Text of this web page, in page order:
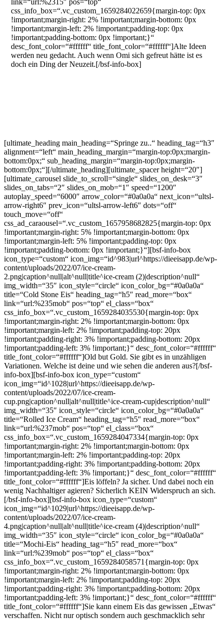
link=“url:%2315″ pos=“top“
css_info_box=“.vc_custom_1659284022659{margin-top: 0px
!important;margin-right: 2% !important;margin-bottom: 0px
!important;margin-left: 2% !important;padding-top: 0px
!important;padding-bottom: 0px !important;}“
desc_font_color=“#ffffff“ title_font_color=“#ffffff“]Alte Ideen
werden neu gedacht. Auch wenn Omi sich gefreut hätte ist es
doch ein Ding der Neuzeit.[/bsf-info-box]
[ultimate_heading main_heading=“Springe zu..“ heading_tag=“h3″
alignment=“left“ main_heading_margin=“margin-top:0px;margin-
bottom:0px;“ sub_heading_margin=“margin-top:0px;margin-
bottom:0px;“][/ultimate_heading][ultimate_spacer height=“20″]
[ultimate_carousel slide_to_scroll=“single“ slides_on_desk=“3″
slides_on_tabs=“2″ slides_on_mob=“1″ speed=“1200″
autoplay_speed=“6000″ arrow_color=“#0a0a0a“ next_icon=“ultsl-
arrow-right6″ prev_icon=“ultsl-arrow-left6″ dots=“off“
touch_move=“off“
css_ad_caraousel=“.vc_custom_1657958682825{margin-top: 0px
!important;margin-right: 5% !important;margin-bottom: 0px
!important;margin-left: 5% !important;padding-top: 0px
!important;padding-bottom: 0px !important;}“][bsf-info-box
icon_type=“custom“ icon_img=“id^983|url^https://dieeisapp.de/wp-
content/uploads/2022/07/ice-cream-
2.png|caption^null|alt^null|title^ice-cream (2)|description^null“
img_width=“35″ icon_style=“circle“ icon_color_bg=“#0a0a0a“
title=“Cold Stone Eis“ heading_tag=“h5″ read_more=“box“
link=“url:%235mob“ pos=“top“ el_class=“box“
css_info_box=“.vc_custom_1659284035530{margin-top: 0px
!important;margin-right: 2% !important;margin-bottom: 0px
!important;margin-left: 2% !important;padding-top: 20px
!important;padding-right: 3% !important;padding-bottom: 20px
!important;padding-left: 3% !important;}“ desc_font_color=“#ffffff“
title_font_color=“#ffffff“]Old but Gold. Sie gibt es in unzähligen
Variationen. Welche ist deine und wie sehen die anderen aus?[/bsf-
info-box][bsf-info-box icon_type=“custom“
icon_img=“id^1028|url^https://dieeisapp.de/wp-
content/uploads/2022/07/ice-cream-
cup.png|caption^null|alt^null|title^ice-cream-cup|description^null“
img_width=“35″ icon_style=“circle“ icon_color_bg=“#0a0a0a“
title=“Rolled Ice Cream“ heading_tag=“h5″ read_more=“box“
link=“url:%237mob“ pos=“top“ el_class=“box“
css_info_box=“.vc_custom_1659284047334{margin-top: 0px
!important;margin-right: 2% !important;margin-bottom: 0px
!important;margin-left: 2% !important;padding-top: 20px
!important;padding-right: 3% !important;padding-bottom: 20px
!important;padding-left: 3% !important;}“ desc_font_color=“#ffffff“
title_font_color=“#ffffff“]Eis löffeln? Ja sicher. Und dabei noch ein
wenig Nachhaltiger agieren? Sicherlich KEIN Widerspruch an sich.
[/bsf-info-box][bsf-info-box icon_type=“custom“
icon_img=“id^1029|url^https://dieeisapp.de/wp-
content/uploads/2022/07/ice-cream-
4.png|caption^null|alt^null|title^ice-cream (4)|description^null“
img_width=“35″ icon_style=“circle“ icon_color_bg=“#0a0a0a“
title=“Mochi-Eis“ heading_tag=“h5″ read_more=“box“
link=“url:%239mob“ pos=“top“ el_class=“box“
css_info_box=“.vc_custom_1659284058571{margin-top: 0px
!important;margin-right: 2% !important;margin-bottom: 0px
!important;margin-left: 2% !important;padding-top: 20px
!important;padding-right: 3% !important;padding-bottom: 20px
!important;padding-left: 3% !important;}“ desc_font_color=“#ffffff“
title_font_color=“#ffffff“]Sie kann einem Eis das gewissen „Etwas“
verschaffen. Nicht nur optisch sondern auch geschmacklich sehr